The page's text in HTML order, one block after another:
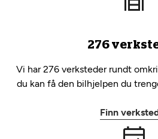
276
Vi har 276 verksteder rundt
du kan få den bilhjelpen du
Finn